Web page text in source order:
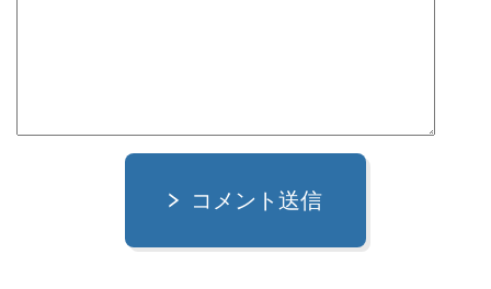
コメント送信